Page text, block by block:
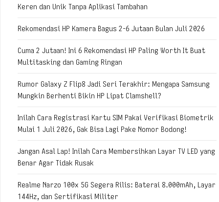
Keren dan Unik Tanpa Aplikasi Tambahan
Rekomendasi HP Kamera Bagus 2-6 Jutaan Bulan Juli 2026
Cuma 2 Jutaan! Ini 6 Rekomendasi HP Paling Worth It Buat
Multitasking dan Gaming Ringan
Rumor Galaxy Z Flip8 Jadi Seri Terakhir: Mengapa Samsung
Mungkin Berhenti Bikin HP Lipat Clamshell?
Inilah Cara Registrasi Kartu SIM Pakai Verifikasi Biometrik
Mulai 1 Juli 2026, Gak Bisa Lagi Pake Nomor Bodong!
Jangan Asal Lap! Inilah Cara Membersihkan Layar TV LED yang
Benar Agar Tidak Rusak
Realme Narzo 100x 5G Segera Rilis: Baterai 8.000mAh, Layar
144Hz, dan Sertifikasi Militer